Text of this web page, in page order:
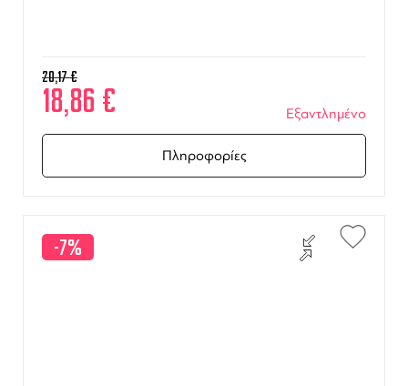
20,17€
18,86 € Εξαντλημένο
Πληροφορίες
-7%